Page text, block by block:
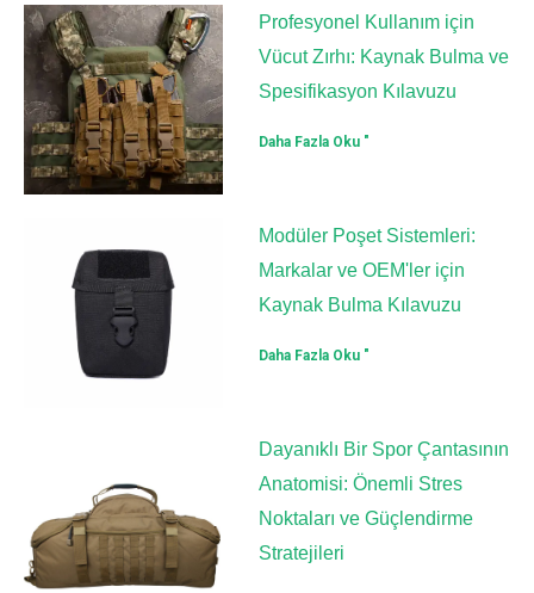
Profesyonel Kullanım için
Vücut Zırhı: Kaynak Bulma ve
Spesifikasyon Kılavuzu
Daha Fazla Oku "
Modüler Poşet Sistemleri:
Markalar ve OEM'ler için
Kaynak Bulma Kılavuzu
Daha Fazla Oku "
Dayanıklı Bir Spor Çantasının
Anatomisi: Önemli Stres
Noktaları ve Güçlendirme
Stratejileri